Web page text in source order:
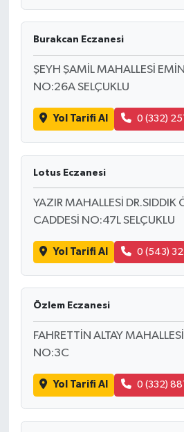
Burakcan Eczanesi
ŞEYH ŞAMİL MAHALLESİ
NO:26A SELÇUKLU
Yol Tarifi Al 0 (332)
Lotus Eczanesi
YAZIR MAHALLESİ DR.SIDDIK
CADDESİ NO:47L SELÇUKLU
Yol Tarifi Al 0 (543)
Özlem Eczanesi
FAHRETTİN ALTAY
NO:3C
Yol Tarifi Al 0 (332)